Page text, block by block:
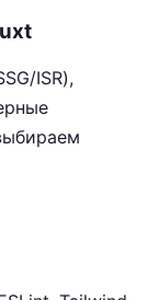
ISR),